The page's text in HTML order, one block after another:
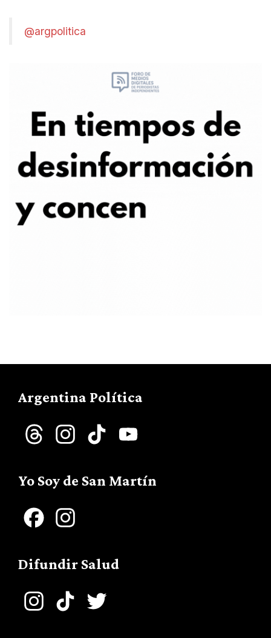
@argpolitica
Argentina Política
Threads InstagramTikTok
Yo Soy de San Martín
Facebook
Difundir Salud
InstagramTikTok